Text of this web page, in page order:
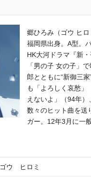
郷ひろみ（ゴウ ヒ
福岡県出身。A型。
HK大河ドラマ『新
「男の子 女の子」
郎とともに“新御三
も「よろしく哀愁」
えないよ」（94年
数々のヒット曲を送
ガー。12年3月に一
ゴウ ヒロミ